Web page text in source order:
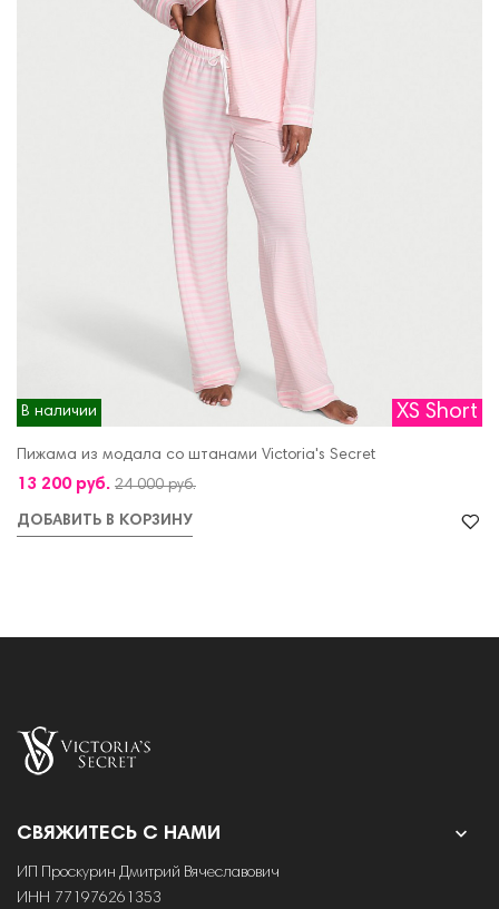
В наличии XS Short
Пижама из модала со штанами Victoria's Secret
13 200 руб. 24 000 руб.
ДОБАВИТЬ В КОРЗИНУ
СВЯЖИТЕСЬ С НАМИ 
ИП Проскурин Дмитрий Вячеславович
ИНН 771976261353